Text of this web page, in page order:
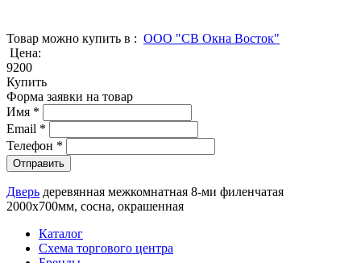
Товар можно купить в : ООО "СВ Окна Восток"
Цена:
9200
Купить
Форма заявки на товар
Имя *
Email *
Телефон *
Дверь деревянная межкомнатная 8-ми филенчатая
2000х700мм, сосна, окрашенная
Каталог
Схема торгового центра